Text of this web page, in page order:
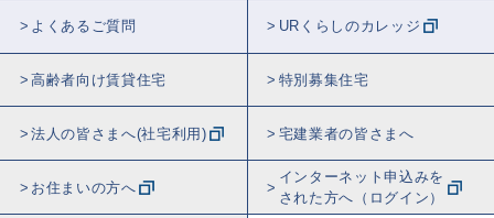
よくあるご質問 URくらしのカレッジ
高齢者向け賃貸住宅 特別募集住宅
法人の皆さまへ(社宅利用) 宅建業者の皆さまへ
お住まいの方へ
インターネット申込みを
された方へ（ログイン）